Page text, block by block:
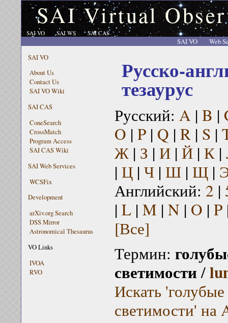
SAI Virtual
SAI VO SAI WS SAI CAS
SAI VO
Web
SAI VO
About Us
Contact Us
SAI VO Wiki
SAI CAS
ConeSearch
CrossMatch
Program Access
SAI CAS Wiki
SAI Web Services
WCSFix
Development
arXiv.org Search
DSS Mirror
Astronomical Thesaurus
VO Links
IVOA
RVO
Русско-
тезаурус
Русский: A | B |
O | P| Q | R| S |
Ж| З | И| Й| К|
| Ц| Ч| Ш| Щ|
Английский: 2 |
| L| M | N | O | P
[Все]
Термин:
светимости/
Искать
светимости' на